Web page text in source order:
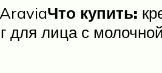
Что купить:
лица с